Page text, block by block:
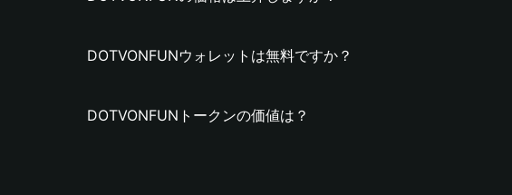
DOTVONFUNウォレットは無料ですか？
DOTVONFUNトークンの価値は？